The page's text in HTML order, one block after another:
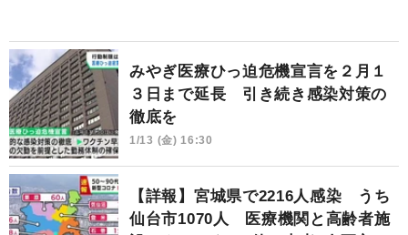
みやぎ医療ひっ迫危機宣言を２月１
３日まで延長 引き続き感染対策の
徹底を
1/13 (金) 16:30
【詳報】宮城県で2216人感染 うち
仙台市1070人 医療機関と高齢者施